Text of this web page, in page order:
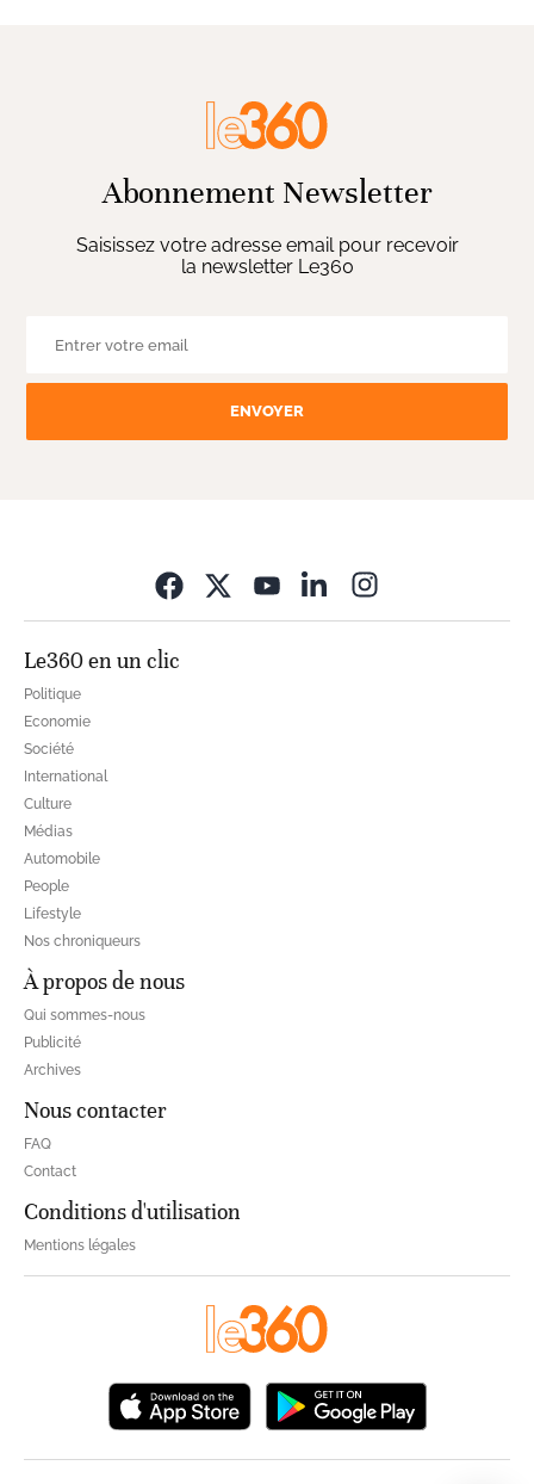
Abonnement Newsletter
Saisissez votre adresse email pour recevoir
la newsletter Le360
ENVOYER
Le360 en un clic
Politique
Economie
Société
International
Culture
Médias
Automobile
People
Lifestyle
Nos chroniqueurs
À propos de nous
Qui sommes-nous
Publicité
Archives
Nous contacter
FAQ
Contact
Conditions d'utilisation
Mentions légales